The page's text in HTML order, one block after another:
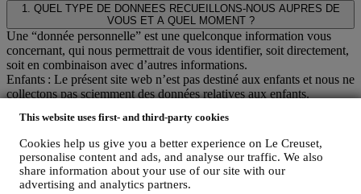
This website uses first- and third-party cookies
Cookies help us give you a better experience on Le Creuset,
personalise content and ads, and analyse our traffic. We also
share information about your use of our site with our
advertising and analytics partners.
1. QUEL TYPE DE DONNEES RECUEILLONS-NOUS AUPRES DE
VOUS ET A QUEL MOMENT ?
Une “donnée personnelle” est une quelconque information vous
concernant, qui nous permettrait de vous identifier, soit directement,
soit en combinaison avec d’autres informations.
Enfants : Le présent site web n’est pas destiné aux enfants et nous ne
collectons pas sciemment des données relatives aux enfants.
lorsque vous visitez notre site web (le “Site web”), créez un compte
Le Creuset, achetez un produit Le Creuset sur le site Web ou en
boutique Signature et Outlet, ou lorsque vous vous abonnez à nos
communications marketing. En fonction de votre demande ou de
votre consentement, les données personnelles peuvent concerner :